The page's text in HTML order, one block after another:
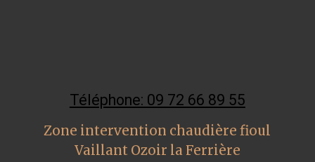
Téléphone: 09 72 66 89 55
Zone intervention chaudière fioul
Vaillant Ozoir la Ferrière